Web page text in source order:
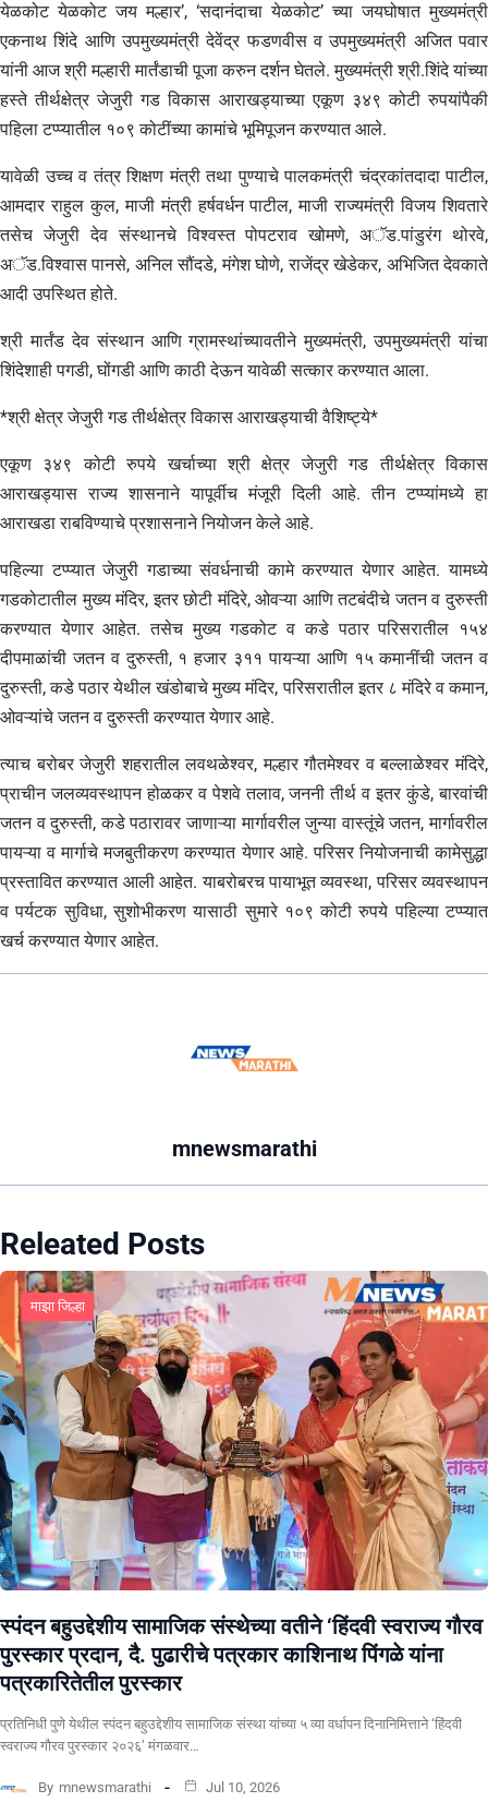
येळकोट येळकोट जय मल्हार’, ‘सदानंदाचा येळकोट’ च्या जयघोषात मुख्यमंत्री
एकनाथ शिंदे आणि उपमुख्यमंत्री देवेंद्र फडणवीस व उपमुख्यमंत्री अजित पवार
यांनी आज श्री मल्हारी मार्तंडाची पूजा करुन दर्शन घेतले. मुख्यमंत्री श्री.शिंदे यांच्या
हस्ते तीर्थक्षेत्र जेजुरी गड विकास आराखड्याच्या एकूण ३४९ कोटी रुपयांपैकी
पहिला टप्प्यातील १०९ कोटींच्या कामांचे भूमिपूजन करण्यात आले.
यावेळी उच्च व तंत्र शिक्षण मंत्री तथा पुण्याचे पालकमंत्री चंद्रकांतदादा पाटील,
आमदार राहुल कुल, माजी मंत्री हर्षवर्धन पाटील, माजी राज्यमंत्री विजय शिवतारे
तसेच जेजुरी देव संस्थानचे विश्वस्त पोपटराव खोमणे, अॅड.पांडुरंग थोरवे,
अॅड.विश्वास पानसे, अनिल सौंदडे, मंगेश घोणे, राजेंद्र खेडेकर, अभिजित देवकाते
आदी उपस्थित होते.
श्री मार्तंड देव संस्थान आणि ग्रामस्थांच्यावतीने मुख्यमंत्री, उपमुख्यमंत्री यांचा
शिंदेशाही पगडी, घोंगडी आणि काठी देऊन यावेळी सत्कार करण्यात आला.
*श्री क्षेत्र जेजुरी गड तीर्थक्षेत्र विकास आराखड्याची वैशिष्ट्ये*
एकूण ३४९ कोटी रुपये खर्चाच्या श्री क्षेत्र जेजुरी गड तीर्थक्षेत्र विकास
आराखड्यास राज्य शासनाने यापूर्वीच मंजूरी दिली आहे. तीन टप्प्यांमध्ये हा
आराखडा राबविण्याचे प्रशासनाने नियोजन केले आहे.
पहिल्या टप्प्यात जेजुरी गडाच्या संवर्धनाची कामे करण्यात येणार आहेत. यामध्ये
गडकोटातील मुख्य मंदिर, इतर छोटी मंदिरे, ओवऱ्या आणि तटबंदीचे जतन व दुरुस्ती
करण्यात येणार आहेत. तसेच मुख्य गडकोट व कडे पठार परिसरातील १५४
दीपमाळांची जतन व दुरुस्ती, १ हजार ३११ पायऱ्या आणि १५ कमानींची जतन व
दुरुस्ती, कडे पठार येथील खंडोबाचे मुख्य मंदिर, परिसरातील इतर ८ मंदिरे व कमान,
ओवऱ्यांचे जतन व दुरुस्ती करण्यात येणार आहे.
त्याच बरोबर जेजुरी शहरातील लवथळेश्वर, मल्हार गौतमेश्वर व बल्लाळेश्वर मंदिरे,
प्राचीन जलव्यवस्थापन होळकर व पेशवे तलाव, जननी तीर्थ व इतर कुंडे, बारवांची
जतन व दुरुस्ती, कडे पठारावर जाणाऱ्या मार्गावरील जुन्या वास्तूंचे जतन, मार्गावरील
पायऱ्या व मार्गाचे मजबुतीकरण करण्यात येणार आहे. परिसर नियोजनाची कामेसुद्धा
प्रस्तावित करण्यात आली आहेत. याबरोबरच पायाभूत व्यवस्था, परिसर व्यवस्थापन
व पर्यटक सुविधा, सुशोभीकरण यासाठी सुमारे १०९ कोटी रुपये पहिल्या टप्प्यात
खर्च करण्यात येणार आहेत.
mnewsmarathi
Releated Posts
माझा जिल्हा
स्पंदन बहुउद्देशीय सामाजिक संस्थेच्या वतीने ‘हिंदवी स्वराज्य गौरव
पुरस्कार प्रदान, दै. पुढारीचे पत्रकार काशिनाथ पिंगळे यांना
पत्रकारितेतील पुरस्कार
प्रतिनिधी पुणे येथील स्पंदन बहुउद्देशीय सामाजिक संस्था यांच्या ५ व्या वर्धापन दिनानिमित्ताने ‘हिंदवी
स्वराज्य गौरव पुरस्कार २०२६’ मंगळवार…
By mnewsmarathi Jul 10, 2026